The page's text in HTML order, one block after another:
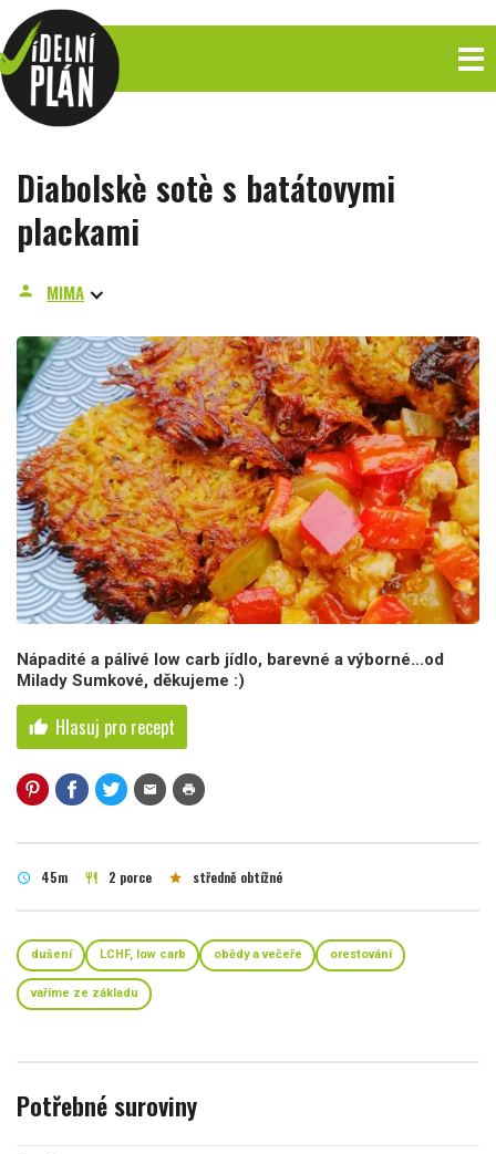
Diabolskè sotè s batátovymi
plackami
person MIMA
Nápadité a pálivé low carb jídlo, barevné a výborné...od
Milady Sumkové, děkujeme :)
thumb_up Hlasuj pro recept
mail print
schedule 45m restaurant 2 porce star středně obtížné
dušení LCHF, low carb obědy a večeře orestování
vaříme ze základu
Potřebné suroviny